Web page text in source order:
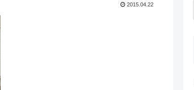
2015.04.22